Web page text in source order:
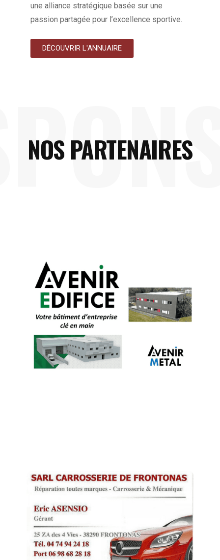
une alliance stratégique basée sur une
passion partagée pour l’excellence sportive.
DÉCOUVRIR L'ANNUAIRE
NOS PARTENAIRES